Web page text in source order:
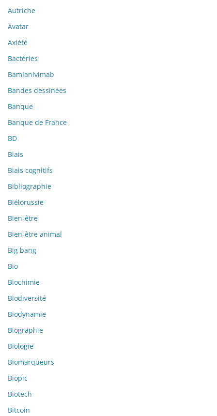
Autriche
Avatar
Axiété
Bactéries
Bamlanivimab
Bandes dessinées
Banque
Banque de France
BD
Biais
Biais cognitifs
Bibliographie
Biélorussie
Bien-être
Bien-être animal
Big bang
Bio
Biochimie
Biodiversité
Biodynamie
Biographie
Biologie
Biomarqueurs
Biopic
Biotech
Bitcoin